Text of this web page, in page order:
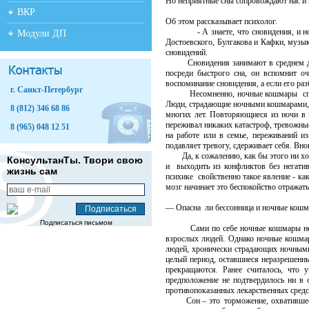
ВКР
Модули ДП
г. Санкт-Петербург
8 (812) 346 68 86
8 (965) 048 12 51
КонсультанТы. Твори свою
жизнь сам
Подписаться письмом
Об этом рассказывает психолог.
- А знаете, что сновидения, и
Достоевского, Булгакова и Кафки,
сновидений.
Сновидения занимают в среднем
посреди быстрого сна, он вспомнит
воспоминание сновидения, а если его
Несомненно, ночные кошмары
Люди, страдающие ночными кошмарами,
многих лет. Повторяющиеся из ночи в
переживал никаких катастроф,
на работе или в семье, переживаний
подавляет тревогу, сдерживает себя.
Да, к сожалению, как бы этого ни
и выходить из конфликтов без
психике свойственно такое явление -
мозг начинает это беспокойство
— Опасна ли бессонница и ночные
Сами по себе ночные кошмары не
взрослых людей. Однако ночные
людей, хронически страдающих
целый период, оставшиеся
прекращаются. Ранее считалось, что
предположение не подтвердилось ни
противопоказанных лекарственных
Сон – это торможение, охватившее